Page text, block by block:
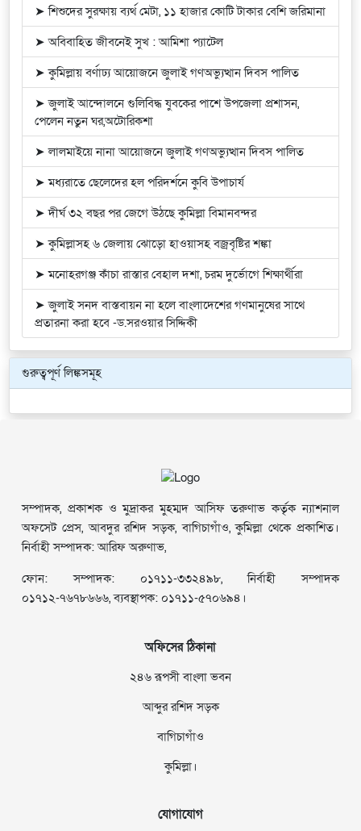
➤ শিশুদের সুরক্ষায় ব্যর্থ মেটা, ১১ হাজার কোটি টাকার বেশি জরিমানা
➤ অবিবাহিত জীবনেই সুখ : আমিশা প্যাটেল
➤ কুমিল্লায় বর্ণাঢ্য আয়োজনে জুলাই গণঅভ্যুত্থান দিবস পালিত
➤ জুলাই আন্দোলনে গুলিবিদ্ধ যুবকের পাশে উপজেলা প্রশাসন,
পেলেন নতুন ঘর,অটোরিকশা
➤ লালমাইয়ে নানা আয়োজনে জুলাই গণঅভ্যুত্থান দিবস পালিত
➤ মধ্যরাতে ছেলেদের হল পরিদর্শনে কুবি উপাচার্য
➤ দীর্ঘ ৩২ বছর পর জেগে উঠছে কুমিল্লা বিমানবন্দর
➤ কুমিল্লাসহ ৬ জেলায় ঝোড়ো হাওয়াসহ বজ্রবৃষ্টির শঙ্কা
➤ মনোহরগঞ্জ কাঁচা রাস্তার বেহাল দশা, চরম দুর্ভোগে শিক্ষার্থীরা
➤ জুলাই সনদ বাস্তবায়ন না হলে বাংলাদেশের গণমানুষের সাথে
প্রতারনা করা হবে -ড.সরওয়ার সিদ্দিকী
গুরুত্বপূর্ণ লিঙ্কসমূহ
সম্পাদক, প্রকাশক ও মুদ্রাকর মুহম্মদ আসিফ তরুণাভ কর্তৃক ন্যাশনাল
অফসেট প্রেস, আবদুর রশিদ সড়ক, বাগিচাগাঁও, কুমিল্লা থেকে প্রকাশিত।
নির্বাহী সম্পাদক: আরিফ অরুণাভ,
ফোন: সম্পাদক: ০১৭১১-৩৩২৪৯৮, নির্বাহী সম্পাদক
০১৭১২-৭৬৭৮৬৬৬, ব্যবস্থাপক: ০১৭১১-৫৭০৬৯৪।
অফিসের ঠিকানা
২৪৬ রূপসী বাংলা ভবন
আব্দুর রশিদ সড়ক
বাগিচাগাঁও
কুমিল্লা।
যোগাযোগ